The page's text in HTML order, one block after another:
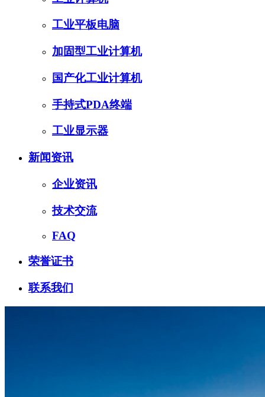
工业平板电脑
加固型工业计算机
国产化工业计算机
手持式PDA终端
工业显示器
新闻资讯
企业资讯
技术交流
FAQ
荣誉证书
联系我们